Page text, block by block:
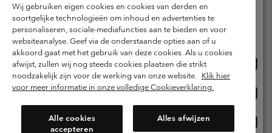
Gebruiksvoorwaarden
Verkoopvoorwaarden
Garantie
Privacybeleid
Gebruiksvoorwaarden voor lidmaatschap
Voorwaarden voor door gebruikers gegenereerde inhoud
Impressum
Cookies
Public CBCR
Wij gebruiken eigen cookies en cookies van derden en
soortgelijke technologieën om inhoud en advertenties te
personaliseren, sociale-mediafuncties aan te bieden en voor
websiteanalyse. Geef via de onderstaande opties aan of u
akkoord gaat met het gebruik van deze cookies. Als u cookies
afwijst, zullen wij nog steeds cookies plaatsen die strikt
noodzakelijk zijn voor de werking van onze website. Klik hier
voor meer informatie in onze volledige Cookieverklaring.
Alle cookies
accepteren
Alles afwijzen
Selecteer je verzendlocatie en taal
Online shoppen beschikbaar
United States
Netherlands-English
Netherlands-Dutch